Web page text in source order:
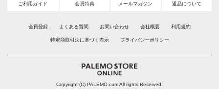
ご利用ガイド 会員特典 メールマガジン 返品について
会員登録 よくある質問 お問い合わせ 会社概要 利用規約
特定商取引法に基づく表示 プライバシーポリシー
Copyright (C) PALEMO.com All rights Reserved.